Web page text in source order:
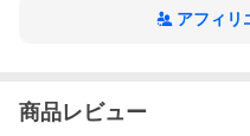
■モリンガ蒸しって何
た蒸気（スチーム）を下半身
アフィリ
商品レビュー